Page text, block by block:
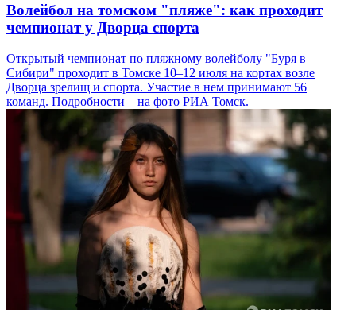
Волейбол на томском "пляже": как проходит
чемпионат у Дворца спорта
Открытый чемпионат по пляжному волейболу "Буря в
Сибири" проходит в Томске 10–12 июля на кортах возле
Дворца зрелищ и спорта. Участие в нем принимают 56
команд. Подробности – на фото РИА Томск.